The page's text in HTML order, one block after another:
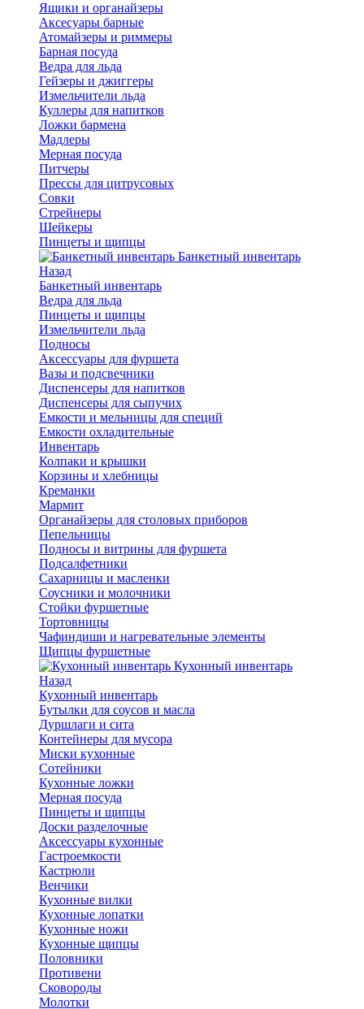
Ящики и органайзеры
Аксесуары барные
Атомайзеры и риммеры
Барная посуда
Ведра для льда
Гейзеры и джиггеры
Измельчители льда
Куллеры для напитков
Ложки бармена
Мадлеры
Мерная посуда
Питчеры
Прессы для цитрусовых
Совки
Стрейнеры
Шейкеры
Пинцеты и щипцы
Банкетный инвентарь
Назад
Банкетный инвентарь
Ведра для льда
Пинцеты и щипцы
Измельчители льда
Подносы
Аксессуары для фуршета
Вазы и подсвечники
Диспенсеры для напитков
Диспенсеры для сыпучих
Емкости и мельницы для специй
Емкости охладительные
Инвентарь
Колпаки и крышки
Корзины и хлебницы
Креманки
Мармит
Органайзеры для столовых приборов
Пепельницы
Подносы и витрины для фуршета
Подсалфетники
Сахарницы и масленки
Соусники и молочники
Стойки фуршетные
Тортовницы
Чафиндиши и нагревательные элементы
Щипцы фуршетные
Кухонный инвентарь
Назад
Кухонный инвентарь
Бутылки для соусов и масла
Дуршлаги и сита
Контейнеры для мусора
Миски кухонные
Сотейники
Кухонные ложки
Мерная посуда
Пинцеты и щипцы
Доски разделочные
Аксессуары кухонные
Гастроемкости
Кастрюли
Венчики
Кухонные вилки
Кухонные лопатки
Кухонные ножи
Кухонные щипцы
Половники
Противени
Сковороды
Молотки